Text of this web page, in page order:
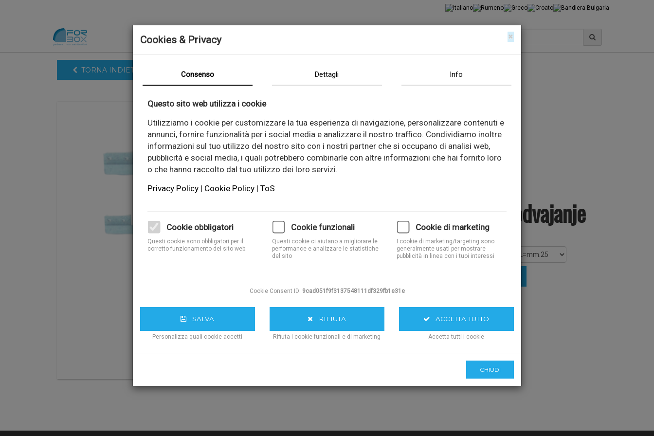
TORNA INDIETRO
Lijevi i desni noževi za odvajanje
Quantita':
Opzioni Disponibili:
×
Cookies & Privacy
Consenso Dettagli Info
Questo sito web utilizza i cookie
Utilizziamo i cookie per customizzare la tua esperienza di navigazione, personalizzare contenuti e
annunci, fornire funzionalità per i social media e analizzare il nostro traffico. Condividiamo inoltre
informazioni sul tuo utilizzo del nostro sito con i nostri partner che si occupano di analisi web,
pubblicità e social media, i quali potrebbero combinarle con altre informazioni che hai fornito loro
o che hanno raccolto dal tuo utilizzo dei loro servizi.
Privacy Policy | Cookie Policy | ToS
Cookie obbligatori
Questi cookie sono obbligatori per il
corretto funzionamento del sito web.
Cookie funzionali
Questi cookie ci aiutano a migliorare le
performance e analizzare le statistiche
del sito
Cookie di marketing
I cookie di marketing/targeting sono
generalmente usati per mostrare
pubblicità in linea con i tuoi interessi
Cookie Consent ID: 9cad051f9f3137548111df329fb1e31e
SALVA
Personalizza quali cookie accetti
RIFIUTA
Rifiuta i cookie funzionali e di marketing
ACCETTA TUTTO
Accetta tutti i cookie
CHIUDI